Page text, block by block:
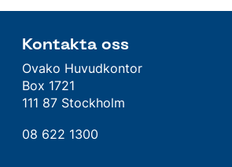
Kontakta oss
Ovako Huvudkontor
Box 1721
111 87 Stockholm
08 622 1300